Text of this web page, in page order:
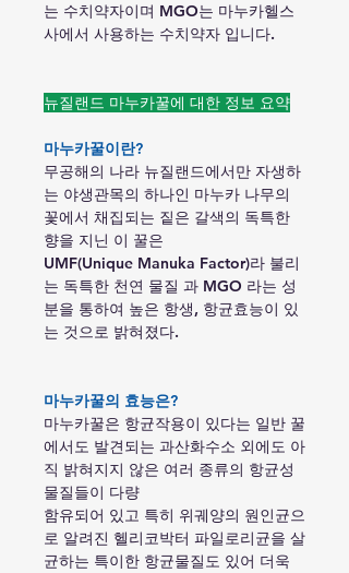
는 수치약자이며 MGO는 마누카헬스
사에서 사용하는 수치약자 입니다.
뉴질랜드 마누카꿀에 대한 정보 요약
마누카꿀이란?
무공해의 나라 뉴질랜드에서만 자생하
는 야생관목의 하나인 마누카 나무의
꽃에서 채집되는 짙은 갈색의 독특한
향을 지닌 이 꿀은
UMF(Unique Manuka Factor)라 불리
는 독특한 천연 물질 과 MGO 라는 성
분을 통하여 높은 항생, 항균효능이 있
는 것으로 밝혀졌다.
마누카꿀의 효능은?
마누카꿀은 항균작용이 있다는 일반 꿀
에서도 발견되는 과산화수소 외에도 아
직 밝혀지지 않은 여러 종류의 항균성
물질들이 다량
함유되어 있고 특히 위궤양의 원인균으
로 알려진 헬리코박터 파일로리균을 살
균하는 특이한 항균물질도 있어 더욱